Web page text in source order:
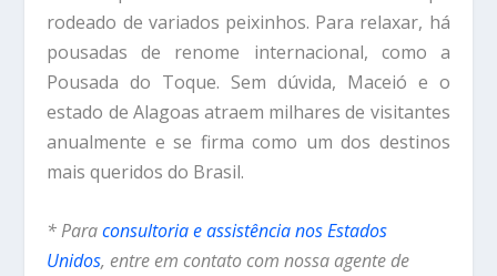
rodeado de variados peixinhos. Para relaxar, há
pousadas de renome internacional, como a
Pousada do Toque. Sem dúvida, Maceió e o
estado de Alagoas atraem milhares de visitantes
anualmente e se firma como um dos destinos
mais queridos do Brasil.
* Paraconsultoria e assistência nos Estados
Unidos, entre em contato com nossa agente de